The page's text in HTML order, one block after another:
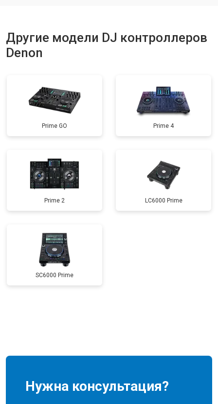
Другие модели DJ контроллеров
Denon
Prime GO Prime 4
Prime 2 LC6000 Prime
SC6000 Prime
Нужна консультация?